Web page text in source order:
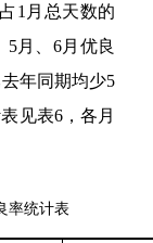
1月总天数的
5月、6月优良
年同期均少5
见表6，各月
率统计表